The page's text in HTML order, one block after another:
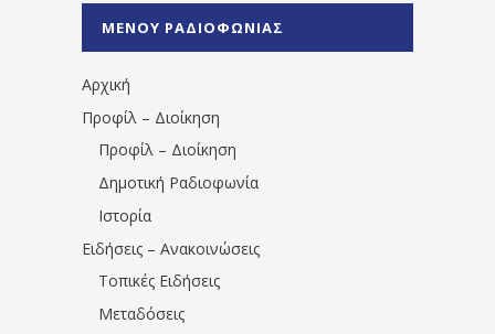
1531194763766854/" artist="" ]
ΜΕΝΟΥ ΡΑΔΙΟΦΩΝΙΑΣ
Αρχική
Προφίλ – Διοίκηση
Προφίλ – Διοίκηση
Δημοτική Ραδιοφωνία
Ιστορία
Ειδήσεις – Ανακοινώσεις
Τοπικές Ειδήσεις
Μεταδόσεις